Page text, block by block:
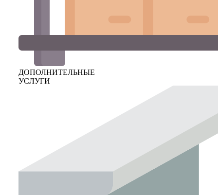
ДОПОЛНИТЕЛЬНЫЕ
УСЛУГИ